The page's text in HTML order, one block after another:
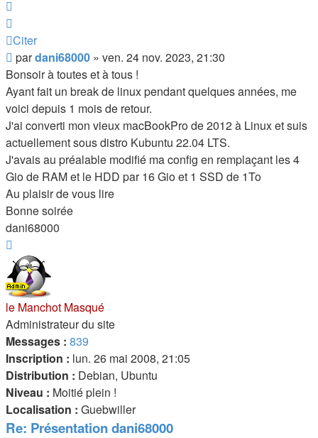
Citer
Message
pardani68000 » ven. 24 nov. 2023, 21:30
Bonsoir à toutes et à tous !
Ayant fait un break de linux pendant quelques années, me
voici depuis 1 mois de retour.
J'ai converti mon vieux macBookPro de 2012 à Linux et suis
actuellement sous distro Kubuntu 22.04 LTS.
J'avais au préalable modifié ma config en remplaçant les 4
Gio de RAM et le HDD par 16 Gio et 1 SSD de 1To
Au plaisir de vous lire
Bonne soirée
dani68000
le Manchot Masqué
Administrateur du site
Messages : 839
Inscription : lun. 26 mai 2008, 21:05
Distribution : Debian, Ubuntu
Niveau : Moitié plein !
Localisation : Guebwiller
Re: Présentation dani68000